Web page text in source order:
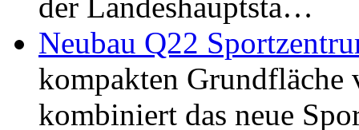
Neubau Q22
kompakten Grundfläche
kombiniert das neue